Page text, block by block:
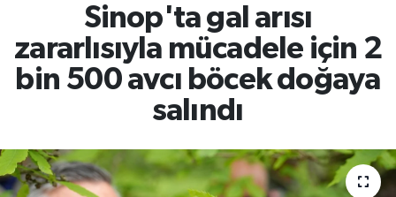
Sinop'ta gal arısı
zararlısıyla mücadele için 2
bin 500 avcı böcek doğaya
salındı
MEDYA
SPOR
KÜLTÜR-SANAT
Zonguldak Trafik Yoğunluk Haritası
TFF 3.Lig 4.Grup Puan Durumu ve Fikstür
Tüm Manşetler
Son Dakika Haberleri